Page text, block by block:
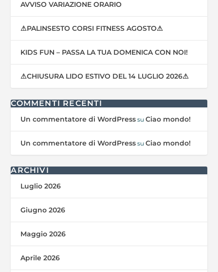
AVVISO VARIAZIONE ORARIO
⚠PALINSESTO CORSI FITNESS AGOSTO⚠
KIDS FUN – PASSA LA TUA DOMENICA CON NOI!
⚠CHIUSURA LIDO ESTIVO DEL 14 LUGLIO 2026⚠
COMMENTI RECENTI
Un commentatore di WordPress suCiao mondo!
Un commentatore di WordPress suCiao mondo!
ARCHIVI
Luglio 2026
Giugno 2026
Maggio 2026
Aprile 2026